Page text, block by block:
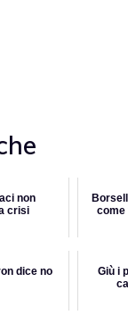
non
crisi
come
dice no
Giù i